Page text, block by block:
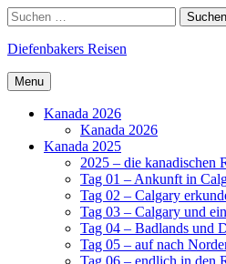
Skip
to
content
Search
Suchen
nach:
Diefenbakers Reisen
Menu
Kanada 2026
Kanada 2026
Kanada 2025
2025 – die kanadischen
Tag 01 – Ankunft in
Tag 02 – Calgary
Tag 03 – Calgary und
Tag 04 – Badlands und
Tag 05 – auf nach
Tag 06 – endlich in den